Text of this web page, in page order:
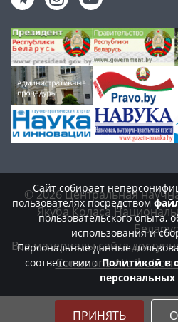
© 2026 Центральная
Якуба Коласа
Все материалы сайта
Commons Attribution
Сайт собирает
пользователях посредством
пользовательского опыта,
использования и
Персональные данные
соответствии сПолитикой в
ПРИНЯТЬ